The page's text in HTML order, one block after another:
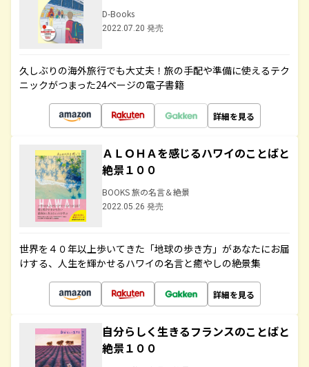
D-Books
2022.07.20 発売
久しぶりの海外旅行でも大丈夫！旅の手配や準備に使えるテク
ニックがつまった24ページの電子書籍
詳細を見る
ＡＬＯＨＡを感じるハワイのことばと
絶景１００
BOOKS 旅の名言＆絶景
2022.05.26 発売
世界を４０年以上歩いてきた「地球の歩き方」があなたにお届
けする、人生を輝かせるハワイの名言と癒やしの絶景集
詳細を見る
自分らしく生きるフランスのことばと
絶景１００